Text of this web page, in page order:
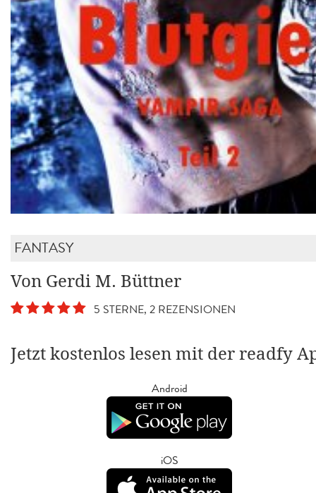
FANTASY
Von Gerdi M. Büttner
5 STERNE, 2 REZENSIONEN
Jetzt kostenlos lesen mit der readfy
Android
iOS